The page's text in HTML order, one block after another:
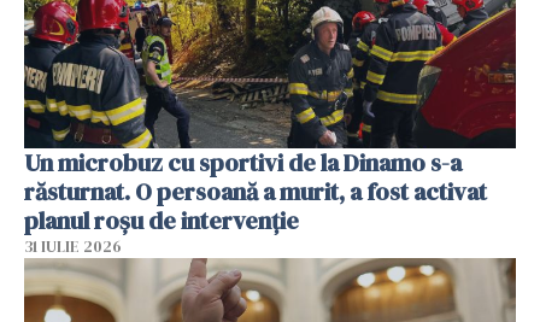
Un microbuz cu sportivi de la Dinamo s-a
răsturnat. O persoană a murit, a fost activat
planul roșu de intervenție
31 IULIE 2026